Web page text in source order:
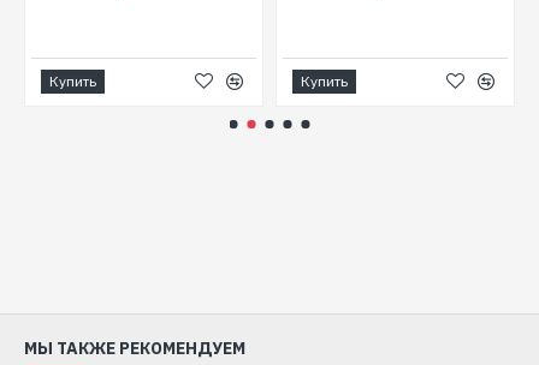
Купить Купить
МЫ ТАКЖЕ РЕКОМЕНДУЕМ